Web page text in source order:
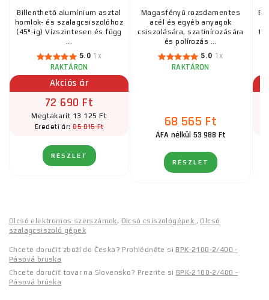
Billenthető alumínium asztal
homlok- és szalagcsiszolóhoz
(45°-ig) Vízszintesen és függ
...
5.0 1x
RAKTÁRON
Akciós ár
72 690 Ft
Megtakarít 13 125 Ft
Eredeti ár:85 815 Ft
RÉSZLET
Magasfényű rozsdamentes
acél és egyéb anyagok
csiszolására, szatinírozására
és polírozás ...
5.0 1x
RAKTÁRON
68 565 Ft
ÁFA nélkül 53 988 Ft
RÉSZLET
Olcsó elektromos szerszámok, Olcsó csiszológépek , Olcsó
szalagcsiszoló gépek
Chcete doručit zboží do Česka? Prohlédněte si BPK-2100-2/400 -
Pásová bruska
Chcete doručiť tovar na Slovensko? Prezrite si BPK-2100-2/400 -
Pásová brúska